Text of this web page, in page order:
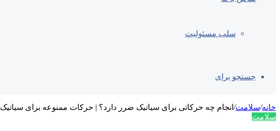
سلب مسئولیت
جستجو برای
خانه/سلامت/ انجام چه حرکاتی برای سیاتیک ضرر دارد؟ | حرکات ممنوعه برای سیاتیک
سلامت